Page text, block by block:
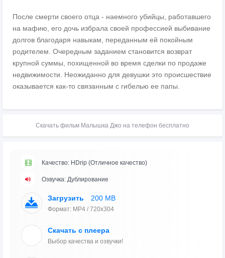
После смерти своего отца - наемного убийцы, работавшего
на мафию, его дочь избрала своей профессией выбивание
долгов благодаря навыкам, переданным ей покойным
родителем. Очередным заданием становится возврат
крупной суммы, похищенной во время сделки по продаже
недвижимости. Неожиданно для девушки это происшествие
оказывается как-то связанным с гибелью ее папы.
Скачать фильм Малышка Джо на телефон бесплатно
Качество: HDrip (Отличное качество)
Озвучка: Дублирование
Загрузить 200 MB
Формат: MP4 / 720x304
Скачать с плеера
Выбор качества и озвучки!